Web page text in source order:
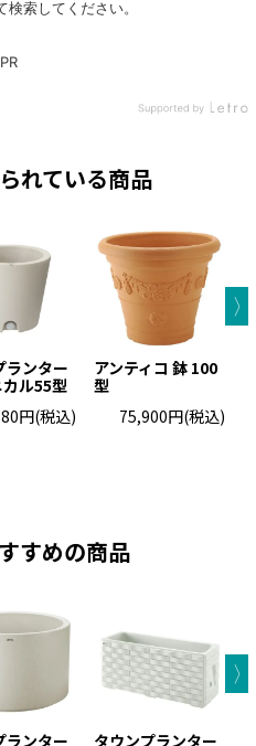
れている商品
ランター
ル55型
円(税込)
アンティコ 鉢 100
型
75,900円(税込)
すめの商品
ランター タウンプランター